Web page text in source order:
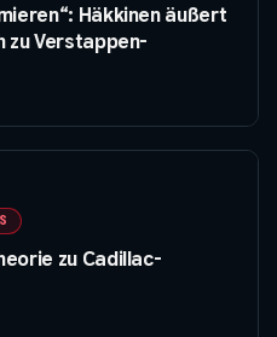
Häkkinen äußert
zu Verstappen-
zu Cadillac-